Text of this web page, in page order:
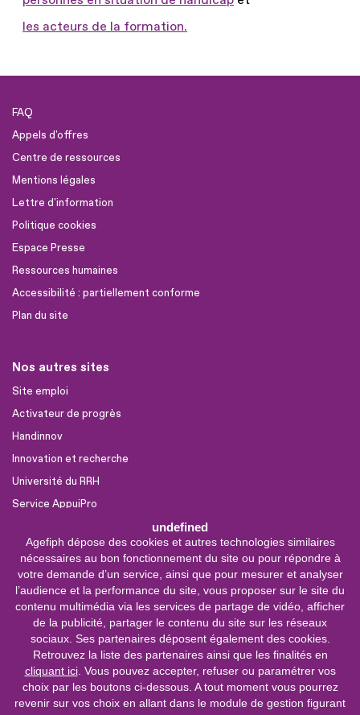
undefined
Agefiph dépose des cookies et autres technologies similaires
nécessaires au bon fonctionnement du site ou pour répondre à
votre demande d’un service, ainsi que pour mesurer et analyser
l’audience et la performance du site, vous proposer sur le site du
contenu multimédia via les services de partage de vidéo, afficher
de la publicité, partager le contenu du site sur les réseaux
sociaux. Ses partenaires déposent également des cookies.
Retrouvez la liste des partenaires ainsi que les finalités en
cliquant ici. Vous pouvez accepter, refuser ou paramétrer vos
choix par les boutons ci-dessous. A tout moment vous pourrez
revenir sur vos choix en allant dans le module de gestion figurant
les acteurs de la formation.
FAQ
Appels d'offres
Centre de ressources
Mentions légales
Lettre d'information
Politique cookies
Espace Presse
Ressources humaines
Accessibilité : partiellement conforme
Plan du site
Nos autres sites
Site emploi
Activateur de progrès
Handinnov
Innovation et recherche
Université du RRH
Service AppuiPro
Nous suivre
Youtube
Linkedin
Facebook
0 800 11 10 09
Service &
appel gratuits